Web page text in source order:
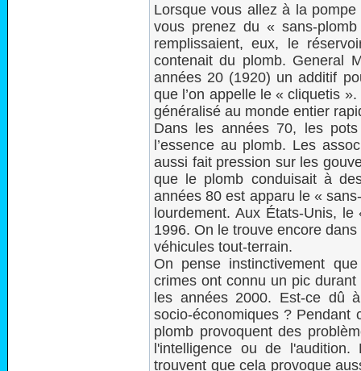
Lorsque vous allez à la
vous prenez du « sans-
remplissaient, eux, le
contenait du plomb. General
années 20 (1920) un additif
que l’on appelle le « cliquetis
généralisé au monde entier
Dans les années 70, les
l’essence au plomb. Les
aussi fait pression sur les
que le plomb conduisait à
années 80 est apparu le «
lourdement. Aux États-Unis,
1996. On le trouve encore
véhicules tout-terrain.
On pense instinctivement
crimes ont connu un pic
les années 2000. Est-ce dû
socio-économiques ? Pendant
plomb provoquent des
l'intelligence ou de
trouvent que cela provoque